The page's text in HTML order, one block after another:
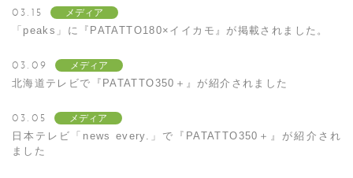
03.15 メディア
「peaks」に『PATATTO180×イイカモ』が掲載されました。
03.09 メディア
北海道テレビで『PATATTO350＋』が紹介されました
03.05 メディア
日本テレビ「news every.」で『PATATTO350＋』が紹介され
ました